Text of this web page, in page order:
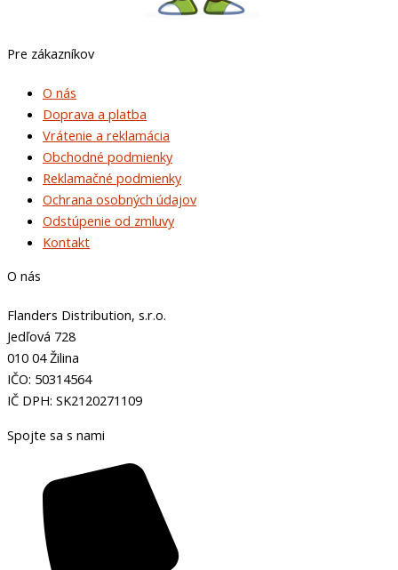
Pre zákazníkov
O nás
Doprava a platba
Vrátenie a reklamácia
Obchodné podmienky
Reklamačné podmienky
Ochrana osobných údajov
Odstúpenie od zmluvy
Kontakt
O nás
Flanders Distribution, s.r.o.
Jedľová 728
010 04 Žilina
IČO: 50314564
IČ DPH: SK2120271109
Spojte sa s nami